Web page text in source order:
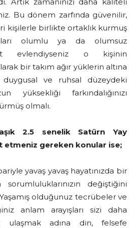
Bu dönem zarfında güvenilir,
kişilerle birlikte ortaklık kurmuş
olumlu ya da olumsuz
evlendiyseniz o kişinin
bir takım ağır yüklerin altına
ve ruhsal düzeydeki
yüksekliği farkındalığınızı
olmalı.
2.5 senelik Satürn Yay
etmeniz gereken konular ise;
yavaş yavaş hayatınızda bir
değiştiğini
olduğunuz tecrübeler ve
anlam arayışları sizi daha
ulaşmak adına din, felsefe